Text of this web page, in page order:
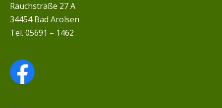
Rauchstraße 27 A
34454 Bad Arolsen
Tel. 05691 – 1462